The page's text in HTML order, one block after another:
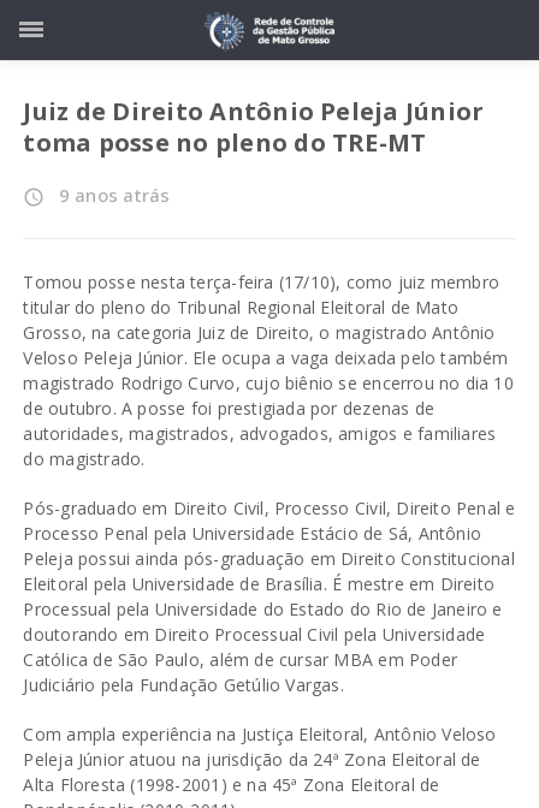
Juiz de Direito Antônio Peleja Júnior
toma posse no pleno do TRE-MT
access_time 9 anos atrás
Tomou posse nesta terça-feira (17/10), como juiz membro
titular do pleno do Tribunal Regional Eleitoral de Mato
Grosso, na categoria Juiz de Direito, o magistrado Antônio
Veloso Peleja Júnior. Ele ocupa a vaga deixada pelo também
magistrado Rodrigo Curvo, cujo biênio se encerrou no dia 10
de outubro. A posse foi prestigiada por dezenas de
autoridades, magistrados, advogados, amigos e familiares
do magistrado.
Pós-graduado em Direito Civil, Processo Civil, Direito Penal e
Processo Penal pela Universidade Estácio de Sá, Antônio
Peleja possui ainda pós-graduação em Direito Constitucional
Eleitoral pela Universidade de Brasília. É mestre em Direito
Processual pela Universidade do Estado do Rio de Janeiro e
doutorando em Direito Processual Civil pela Universidade
Católica de São Paulo, além de cursar MBA em Poder
Judiciário pela Fundação Getúlio Vargas.
Com ampla experiência na Justiça Eleitoral, Antônio Veloso
Peleja Júnior atuou na jurisdição da 24ª Zona Eleitoral de
Alta Floresta (1998-2001) e na 45ª Zona Eleitoral de